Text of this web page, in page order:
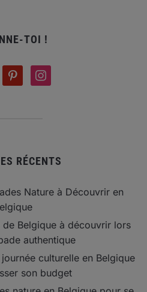
TOI !
pinterestinstagram
RÉCENTS
Nature à Découvrir en
Belgique à découvrir lors
authentique
culturelle en Belgique
son budget